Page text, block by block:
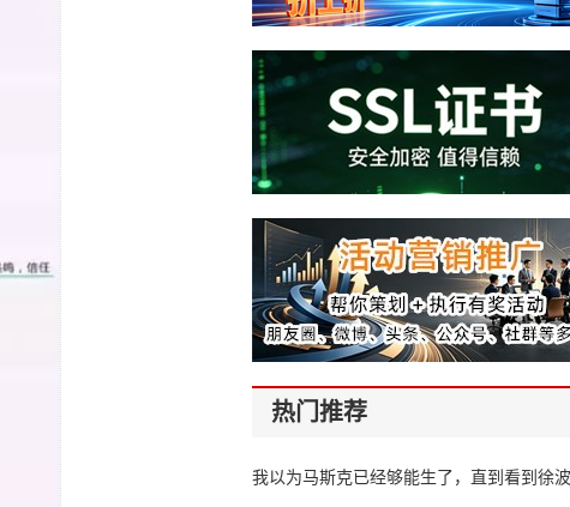
热门推荐
我以为马斯克已经够能生了，直到看到